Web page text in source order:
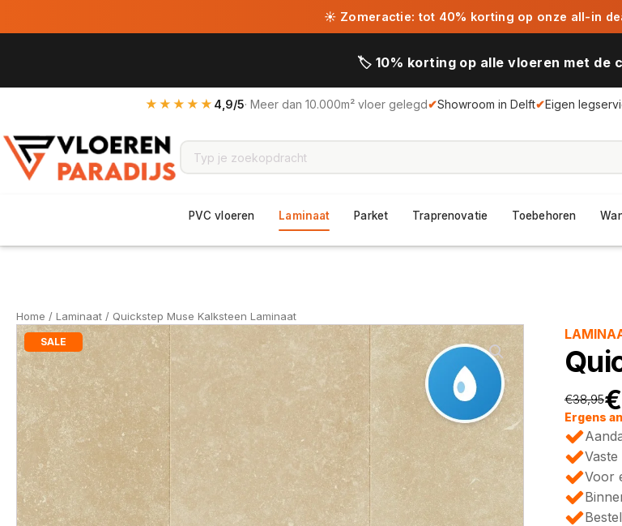
☀ Zomeractie: tot 40% korting op onze all-in
🏷️ 10% korting op alle vloeren met de
★★★★★ 4,9/5· Meer dan 10.000m² vloer gelegd✔Showroom in Delft✔Eigen
PVC vloeren Laminaat Parket Traprenovatie Toebehoren
Home / Laminaat / Quickstep Muse Kalksteen Laminaat
SALE
€38,95
prijs
€
prijs
is:
Ergens
Voor